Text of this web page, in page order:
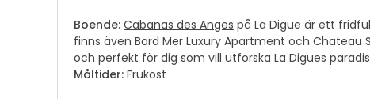
Boende: Cabanas des Anges på La Digue är ett
finns även Bord Mer Luxury Apartment och
och perfekt för dig som vill utforska La Digues
Måltider: Frukost